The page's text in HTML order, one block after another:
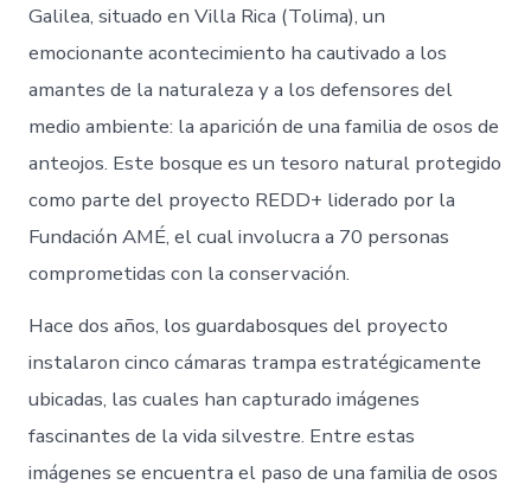
Galilea, situado en Villa Rica (Tolima), un
emocionante acontecimiento ha cautivado a los
amantes de la naturaleza y a los defensores del
medio ambiente: la aparición de una familia de osos de
anteojos. Este bosque es un tesoro natural protegido
como parte del proyecto REDD+ liderado por la
Fundación AMÉ, el cual involucra a 70 personas
comprometidas con la conservación.
Hace dos años, los guardabosques del proyecto
instalaron cinco cámaras trampa estratégicamente
ubicadas, las cuales han capturado imágenes
fascinantes de la vida silvestre. Entre estas
imágenes se encuentra el paso de una familia de osos